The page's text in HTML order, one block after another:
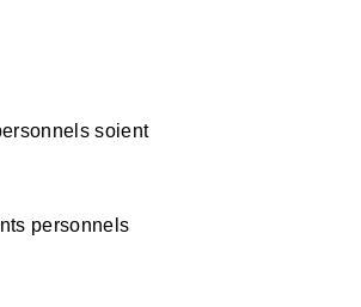
soient
personnels